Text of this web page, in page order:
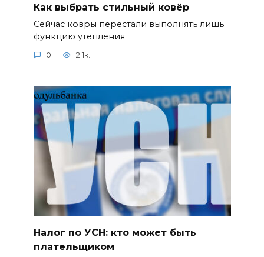
Как выбрать стильный ковёр
Сейчас ковры перестали выполнять лишь
функцию утепления
0 2.1к.
Налог по УСН: кто может быть
плательщиком